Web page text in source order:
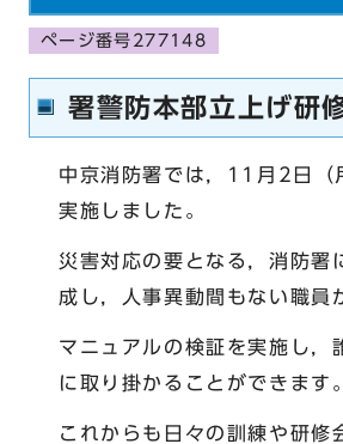
ページ番号277148
署警防本部立上げ研
中京消防署では，11月2日（
実施しました。
災害対応の要となる，消防署
成し，人事異動間もない職員
マニュアルの検証を実施し，
に取り掛かることができます。
これからも日々の訓練や研修